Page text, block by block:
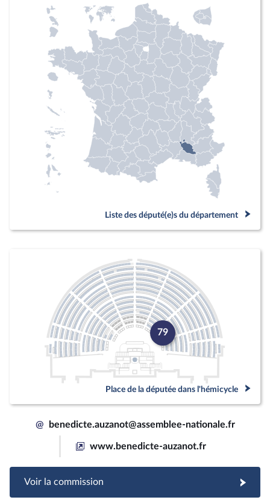
Liste des député(e)s du département
79
Place de la députée dans l'hémicycle
@ benedicte.auzanot@assemblee-nationale.fr
www.benedicte-auzanot.fr
Voir la commission